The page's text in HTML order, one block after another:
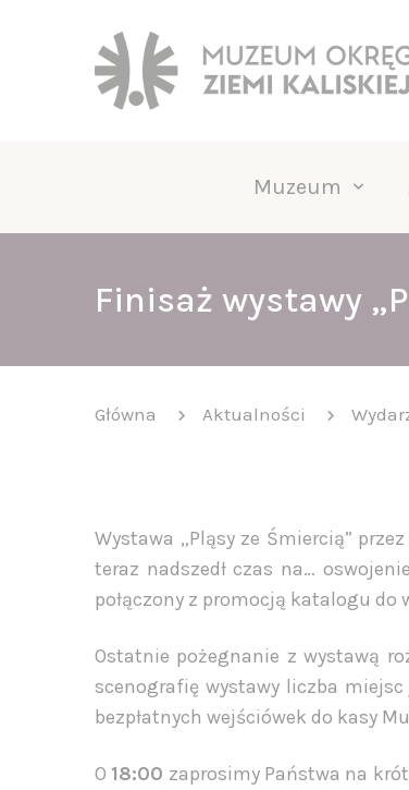
Muzeum
Finisaż wystawy
Główna Aktualności
Wystawa „Pląsy ze Śmiercią”
teraz nadszedł czas na…
połączony z promocją katalogu do
Ostatnie pożegnanie z wystawą
scenografię wystawy liczba
bezpłatnych wejściówek do kasy
O 18:00 zaprosimy Państwa na